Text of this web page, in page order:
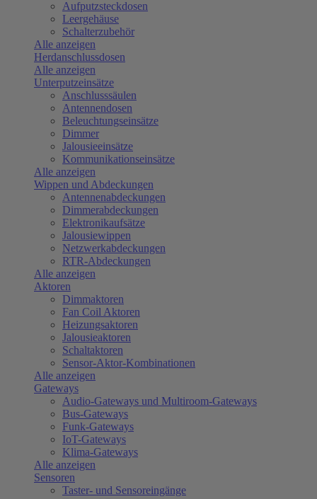
Aufputzsteckdosen
Leergehäuse
Schalterzubehör
Alle anzeigen
Herdanschlussdosen
Alle anzeigen
Unterputzeinsätze
Anschlusssäulen
Antennendosen
Beleuchtungseinsätze
Dimmer
Jalousieeinsätze
Kommunikationseinsätze
Alle anzeigen
Wippen und Abdeckungen
Antennenabdeckungen
Dimmerabdeckungen
Elektronikaufsätze
Jalousiewippen
Netzwerkabdeckungen
RTR-Abdeckungen
Alle anzeigen
Aktoren
Dimmaktoren
Fan Coil Aktoren
Heizungsaktoren
Jalousieaktoren
Schaltaktoren
Sensor-Aktor-Kombinationen
Alle anzeigen
Gateways
Audio-Gateways und Multiroom-Gateways
Bus-Gateways
Funk-Gateways
IoT-Gateways
Klima-Gateways
Alle anzeigen
Sensoren
Taster- und Sensoreingänge